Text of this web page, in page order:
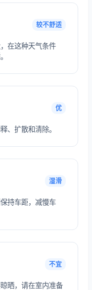
较不舒适
在这种天气条件
优
、扩散和清除。
湿滑
持车距，减慢车
不宜
晒，请在室内准备